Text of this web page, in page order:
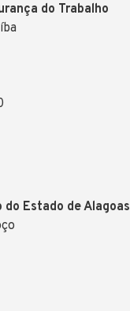
do Trabalho
do Estado de Alagoas